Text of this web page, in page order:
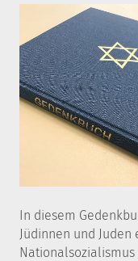
In diesem
Jüdinnen und